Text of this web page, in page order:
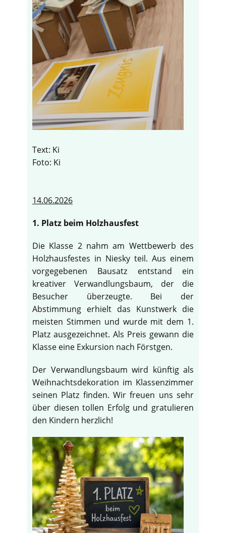
Text: Ki
Foto: Ki
14.06.2026
1. Platz beim Holzhausfest
Die Klasse 2 nahm am Wettbewerb des
Holzhausfestes in Niesky teil. Aus einem
vorgegebenen Bausatz entstand ein
kreativer Verwandlungsbaum, der die
Besucher überzeugte. Bei der
Abstimmung erhielt das Kunstwerk die
meisten Stimmen und wurde mit dem 1.
Platz ausgezeichnet. Als Preis gewann die
Klasse eine Exkursion nach Förstgen.
Der Verwandlungsbaum wird künftig als
Weihnachtsdekoration im Klassenzimmer
seinen Platz finden. Wir freuen uns sehr
über diesen tollen Erfolg und gratulieren
den Kindern herzlich!